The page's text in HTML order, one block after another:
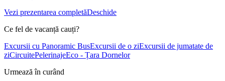
Vezi prezentarea completăDeschide
Ce fel de vacanță cauți?
Excursii cu Panoramic BusExcursii de o ziExcursii de jumatate de
ziCircuitePelerinajeEco - Țara Dornelor
Urmează în curând